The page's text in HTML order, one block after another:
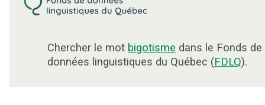
Chercher le mot bigotisme dans le Fonds de
données linguistiques du Québec (FDLQ).